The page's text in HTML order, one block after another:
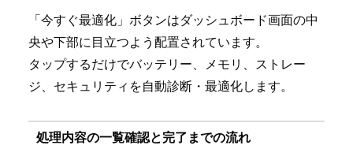
「今すぐ最適化」ボタンはダッシュボード画面の中
央や下部に目立つよう配置されています。
タップするだけでバッテリー、メモリ、ストレー
ジ、セキュリティを自動診断・最適化します。
処理内容の一覧確認と完了までの流れ